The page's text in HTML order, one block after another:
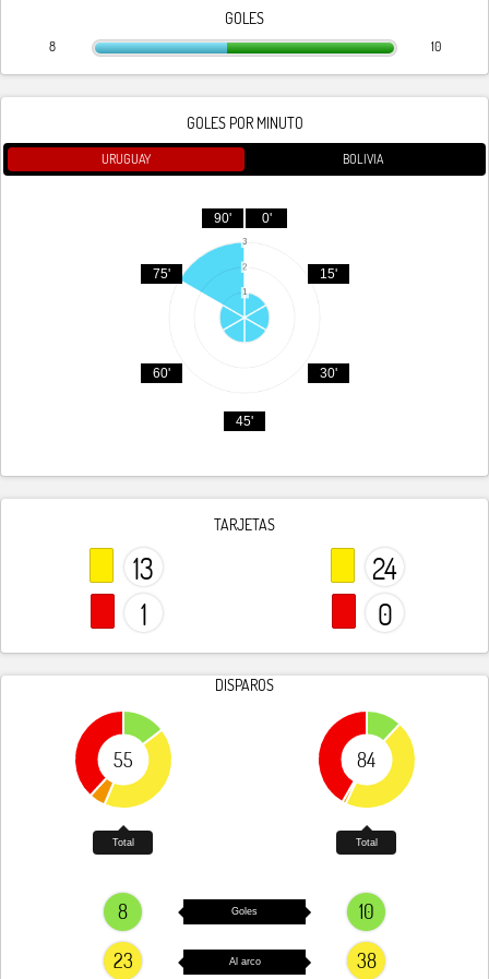
GOLES
8 10
GOLES POR MINUTO
URUGUAY BOLIVIA
0'
15'
30'
45'
60'
75'
90'
TARJETAS
13
1
24
0
DISPAROS
55
Total
8
23
84
Total
10
38
Goles
Al arco